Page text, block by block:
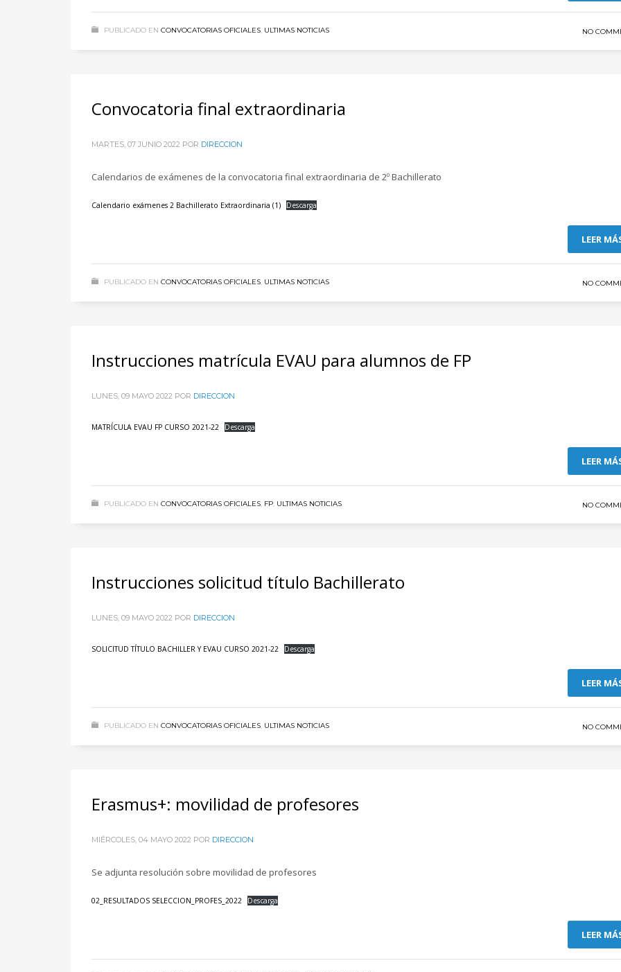
PUBLICADO EN CONVOCATORIAS OFICIALES, ULTIMAS NOTICIAS NO
Convocatoria final extraordinaria
MARTES, 07 JUNIO 2022 POR DIRECCION
Calendarios de exámenes de la convocatoria final extraordinaria de 2º Bachillerato
Calendario exámenes 2 Bachillerato Extraordinaria (1) Descarga
LEER
PUBLICADO EN CONVOCATORIAS OFICIALES, ULTIMAS NOTICIAS NO
Instrucciones matrícula EVAU para alumnos de FP
LUNES, 09 MAYO 2022 POR DIRECCION
MATRÍCULA EVAU FP CURSO 2021-22 Descarga
LEER
PUBLICADO EN CONVOCATORIAS OFICIALES, FP, ULTIMAS NOTICIAS NO
Instrucciones solicitud título Bachillerato
LUNES, 09 MAYO 2022 POR DIRECCION
SOLICITUD TÍTULO BACHILLER Y EVAU CURSO 2021-22 Descarga
LEER
PUBLICADO EN CONVOCATORIAS OFICIALES, ULTIMAS NOTICIAS NO
Erasmus+: movilidad de profesores
MIÉRCOLES, 04 MAYO 2022 POR DIRECCION
Se adjunta resolución sobre movilidad de profesores
02_RESULTADOS SELECCION_PROFES_2022 Descarga
LEER